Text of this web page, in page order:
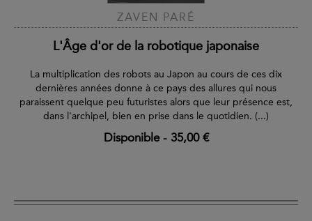
ZAVEN PARÉ
L'Âge d'or de la robotique japonaise
La multiplication des robots au Japon au cours de ces dix
dernières années donne à ce pays des allures qui nous
paraissent quelque peu futuristes alors que leur présence est,
dans l'archipel, bien en prise dans le quotidien. (...)
Disponible- 35,00 €